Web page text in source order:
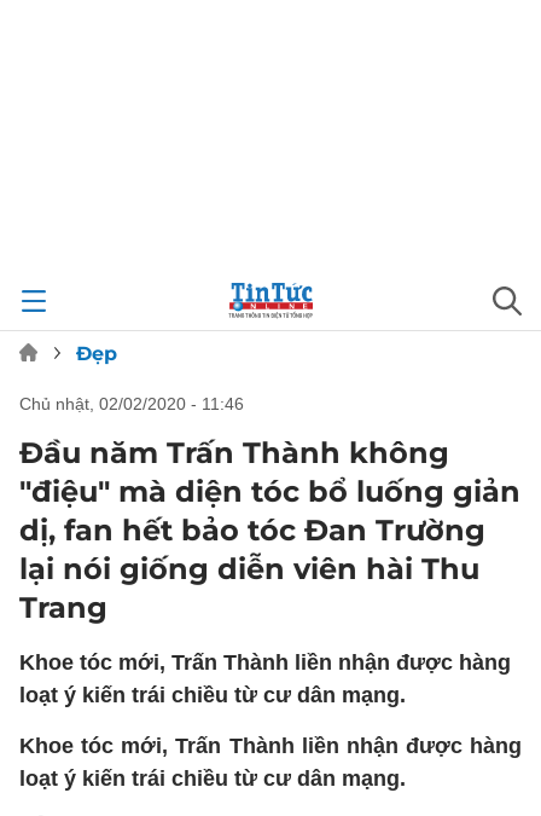
Đẹp
chủ nhật, 02/02/2020 - 11:46
Đầu năm Trấn Thành không
"điệu" mà diện tóc bổ luống giản
dị, fan hết bảo tóc Đan Trường
lại nói giống diễn viên hài Thu
Trang
Khoe tóc mới, Trấn Thành liền nhận được hàng
loạt ý kiến trái chiều từ cư dân mạng.
Khoe tóc mới, Trấn Thành liền nhận được hàng
loạt ý kiến trái chiều từ cư dân mạng.